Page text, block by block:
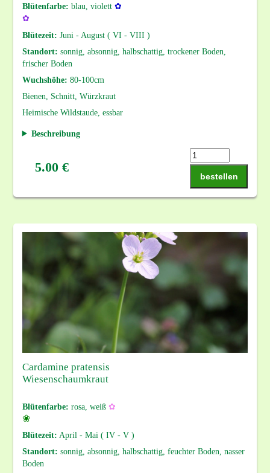
Blütenfarbe: blau, violett ✿
✿
Blütezeit: Juni - August ( VI - VIII )
Standort: sonnig, absonnig, halbschattig, trockener Boden,
frischer Boden
Wuchshöhe: 80-100cm
Bienen, Schnitt, Würzkraut
Heimische Wildstaude, essbar
Beschreibung
5.00 €
bestellen
Cardamine pratensis
Wiesenschaumkraut
Blütenfarbe: rosa, weiß ✿
❀
Blütezeit: April - Mai ( IV - V )
Standort: sonnig, absonnig, halbschattig, feuchter Boden, nasser
Boden